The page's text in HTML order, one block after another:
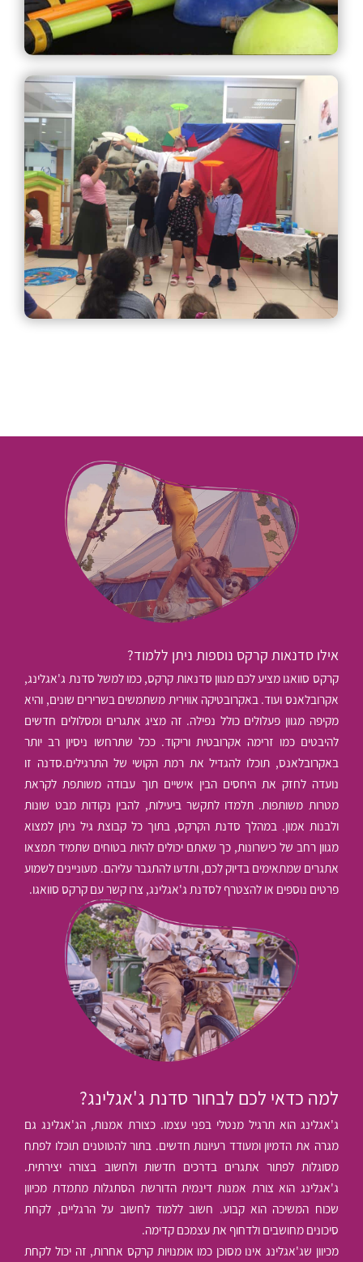
אילו סדנאות קרקס נוספות ניתן ללמוד?
קרקס סוואגו מציע לכם מגוון סדנאות קרקס, כמו למשל סדנת ג'אגלינג,
אקרובלאנס ועוד. באקרובטיקה אווירית משתמשים בשרירים שונים, והיא
מקיפה מגוון פעלולים כולל נפילה. זה מציג אתגרים ומסלולים חדשים
להיבטים כמו זרימה אקרובטית וריקוד. ככל שתרחשו ניסיון רב יותר
באקרובלאנס, תוכלו להגדיל את רמת הקושי של התרגילים.סדנה זו
נועדה לחזק את היחסים הבין אישיים תוך עבודה משותפת לקראת
מטרות משותפות. תלמדו לתקשר ביעילות, להבין נקודות מבט שונות
ולבנות אמון. במהלך סדנת הקרקס, בתוך כל קבוצת גיל ניתן למצוא
מגוון רחב של כישרונות, כך שאתם יכולים להיות בטוחים שתמיד תמצאו
אתגרים שמתאימים בדיוק לכם, ותדעו להתגבר עליהם. מעוניינים לשמוע
פרטים נוספים או להצטרף לסדנת ג'אגלינג, צרו קשר עם קרקס סוואגו.
למה כדאי לכם לבחור סדנת ג'אגלינג?
ג'אגלינג הוא תרגיל מנטלי בפני עצמו. כצורת אמנות, הג'אגלינג גם
מגרה את הדמיון ומעודד רעיונות חדשים. בתור להטוטנים תוכלו לפתח
מסוגלות לפתור אתגרים בדרכים חדשות ולחשוב בצורה יצירתית.
ג'אגלינג הוא צורת אמנות דינמית הדורשת הסתגלות מתמדת מכיוון
שכוח המשיכה הוא קבוע. חשוב ללמוד לחשוב על הרגליים, לקחת
סיכונים מחושבים ולדחוף את עצמכם קדימה.
מכיוון שג'אגלינג אינו מסוכן כמו אומנויות קרקס אחרות, זה יכול לקחת